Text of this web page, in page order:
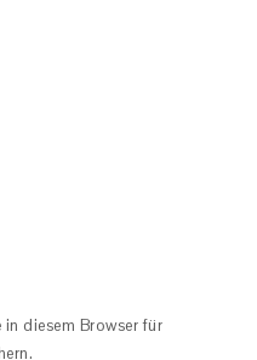
diesem Browser für